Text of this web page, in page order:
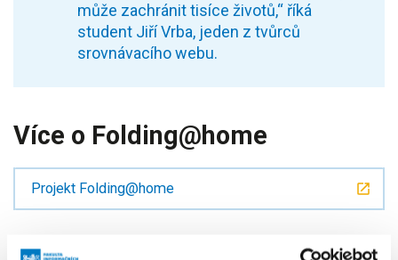
může zachránit tisíce životů,“ říká
student Jiří Vrba, jeden z tvůrců
srovnávacího webu.
Více o Folding@home
Projekt Folding@home